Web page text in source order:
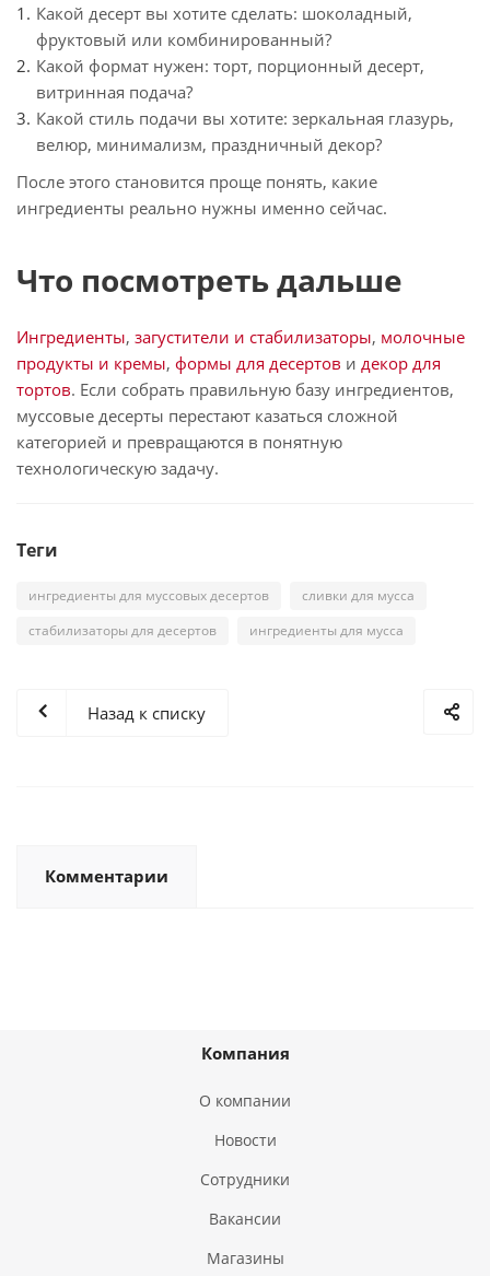
Какой десерт вы хотите сделать: шоколадный,
фруктовый или комбинированный?
Какой формат нужен: торт, порционный десерт,
витринная подача?
Какой стиль подачи вы хотите: зеркальная глазурь,
велюр, минимализм, праздничный декор?
После этого становится проще понять, какие
ингредиенты реально нужны именно сейчас.
Что посмотреть дальше
Ингредиенты, загустители и стабилизаторы, молочные
продукты и кремы, формы для десертов и декор для
тортов. Если собрать правильную базу ингредиентов,
муссовые десерты перестают казаться сложной
категорией и превращаются в понятную
технологическую задачу.
Теги
ингредиенты для муссовых десертов
сливки для мусса
стабилизаторы для десертов
ингредиенты для мусса
Назад к списку
Комментарии
Компания
О компании
Новости
Сотрудники
Вакансии
Магазины